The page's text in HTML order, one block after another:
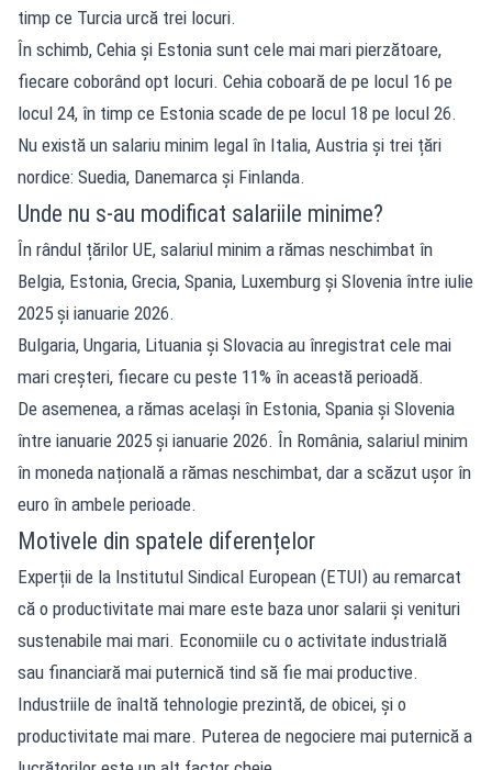
timp ce Turcia urcă trei locuri.
În schimb, Cehia și Estonia sunt cele mai mari pierzătoare,
fiecare coborând opt locuri. Cehia coboară de pe locul 16 pe
locul 24, în timp ce Estonia scade de pe locul 18 pe locul 26.
Nu există un salariu minim legal în Italia, Austria și trei țări
nordice: Suedia, Danemarca și Finlanda.
Unde nu s-au modificat salariile minime?
În rândul țărilor UE, salariul minim a rămas neschimbat în
Belgia, Estonia, Grecia, Spania, Luxemburg și Slovenia între iulie
2025 și ianuarie 2026.
Bulgaria, Ungaria, Lituania și Slovacia au înregistrat cele mai
mari creșteri, fiecare cu peste 11% în această perioadă.
De asemenea, a rămas același în Estonia, Spania și Slovenia
între ianuarie 2025 și ianuarie 2026. În România, salariul minim
în moneda națională a rămas neschimbat, dar a scăzut ușor în
euro în ambele perioade.
Motivele din spatele diferențelor
Experții de la Institutul Sindical European (ETUI) au remarcat
că o productivitate mai mare este baza unor salarii și venituri
sustenabile mai mari. Economiile cu o activitate industrială
sau financiară mai puternică tind să fie mai productive.
Industriile de înaltă tehnologie prezintă, de obicei, și o
productivitate mai mare. Puterea de negociere mai puternică a